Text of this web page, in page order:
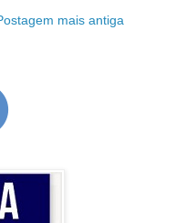
mais antiga